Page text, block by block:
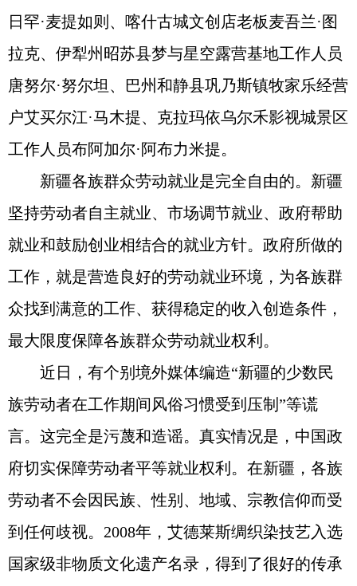
日罕·麦提如则、喀什古城文创店老板麦吾兰·图
拉克、伊犁州昭苏县梦与星空露营基地工作人员
唐努尔·努尔坦、巴州和静县巩乃斯镇牧家乐经营
户艾买尔江·马木提、克拉玛依乌尔禾影视城景区
工作人员布阿加尔·阿布力米提。
新疆各族群众劳动就业是完全自由的。新疆
坚持劳动者自主就业、市场调节就业、政府帮助
就业和鼓励创业相结合的就业方针。政府所做的
工作，就是营造良好的劳动就业环境，为各族群
众找到满意的工作、获得稳定的收入创造条件，
最大限度保障各族群众劳动就业权利。
近日，有个别境外媒体编造“新疆的少数民
族劳动者在工作期间风俗习惯受到压制”等谎
言。这完全是污蔑和造谣。真实情况是，中国政
府切实保障劳动者平等就业权利。在新疆，各族
劳动者不会因民族、性别、地域、宗教信仰而受
到任何歧视。2008年，艾德莱斯绸织染技艺入选
国家级非物质文化遗产名录，得到了很好的传承